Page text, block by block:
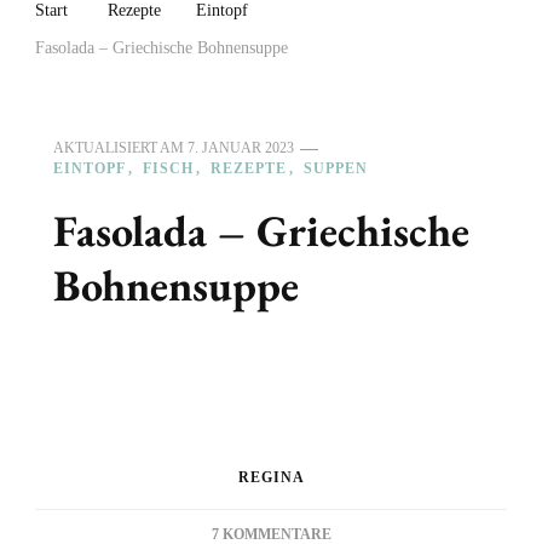
Start Rezepte Eintopf
Fasolada – Griechische Bohnensuppe
AKTUALISIERT AM 7. JANUAR 2023
EINTOPF
FISCH REZEPTE SUPPEN
Fasolada – Griechische
Bohnensuppe
REGINA
7 KOMMENTAREZU